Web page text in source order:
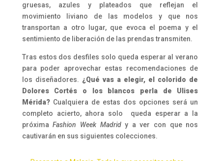
gruesas, azules y plateados que reflejan el
movimiento liviano de las modelos y que nos
transportan a otro lugar, que evoca el poema y el
sentimiento de liberación de las prendas transmiten.
Tras estos dos desfiles solo queda esperar al verano
para poder aprovechar estas recomendaciones de
los diseñadores. ¿Qué vas a elegir, el colorido de
Dolores Cortés o los blancos perla de Ulises
Mérida?Cualquiera de estas dos opciones será un
completo acierto, ahora solo queda esperar a la
próximaFashion Week Madridy a ver con que nos
cautivarán en sus siguientes colecciones.